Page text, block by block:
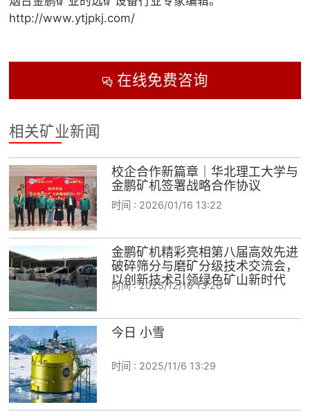
http://www.ytjpkj.com/
在线免费咨询
相关矿业新闻
校企合作新篇章｜华北理工大学与
金鹏矿机签署战略合作协议
时间 : 2026/01/16 13:22
金鹏矿机精彩亮相第八届高效先进
破碎筛分与磨矿分级技术交流会，
以创新技术引领绿色矿山新时代
时间 :2025/12/16 13:26
今日 小雪
时间 : 2025/11/6 13:29